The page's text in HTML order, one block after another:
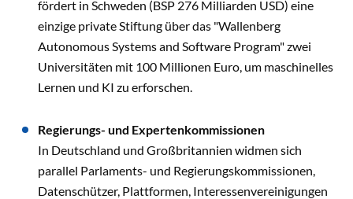
fördert in Schweden (BSP 276 Milliarden USD) eine
einzige private Stiftung über das "Wallenberg
Autonomous Systems and Software Program" zwei
Universitäten mit 100 Millionen Euro, um maschinelles
Lernen und KI zu erforschen.
Regierungs- und Expertenkommissionen
In Deutschland und Großbritannien widmen sich
parallel Parlaments- und Regierungskommissionen,
Datenschützer, Plattformen, Interessenvereinigungen